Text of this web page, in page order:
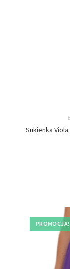
Sukienka
PROMOCJA!